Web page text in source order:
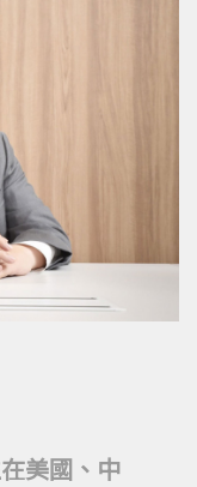
美國 、中